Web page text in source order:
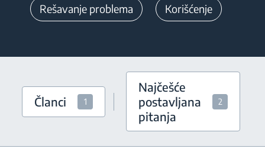
Rešavanje problema Korišćenje
Članci 1
Najčešće
postavljana
pitanja
2